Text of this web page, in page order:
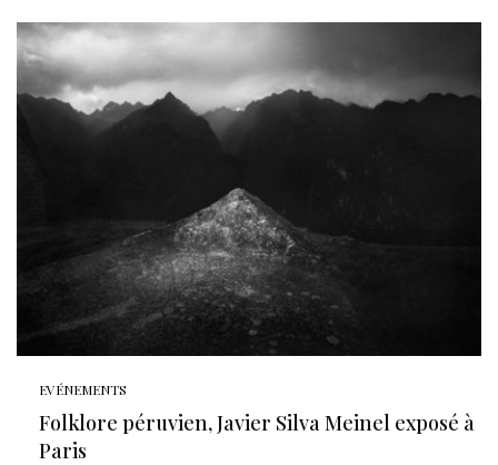
EVÉNEMENTS
Folklore péruvien, Javier Silva Meinel exposé à
Paris